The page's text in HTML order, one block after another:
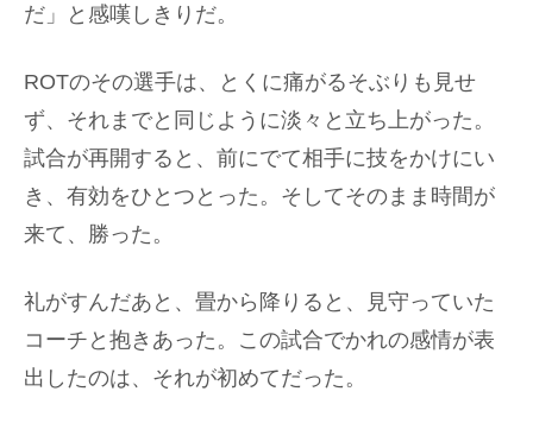
だ」と感嘆しきりだ。
ROTのその選手は、とくに痛がるそぶりも見せ
ず、それまでと同じように淡々と立ち上がった。
試合が再開すると、前にでて相手に技をかけにい
き、有効をひとつとった。そしてそのまま時間が
来て、勝った。
礼がすんだあと、畳から降りると、見守っていた
コーチと抱きあった。この試合でかれの感情が表
出したのは、それが初めてだった。